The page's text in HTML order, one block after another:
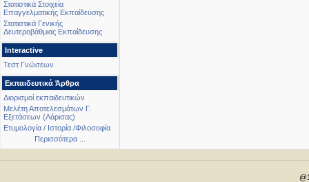
Στατιστικά Στοιχεία
Επαγγελματικής Εκπαίδευσης
Στατιστικά Γενικής
Δευτεροβάθμιας Εκπαίδευσης
Interactive
Τεστ Γνώσεων
Εκπαιδευτικά Άρθρα
Διορισμοί εκπαιδευτικών
Μελέτη Αποτελεσμάτων Γ.
Εξετάσεων (Λάρισας)
Ετυμολογία / Ιστορία /Φιλοσοφία
Περισσότερα ...